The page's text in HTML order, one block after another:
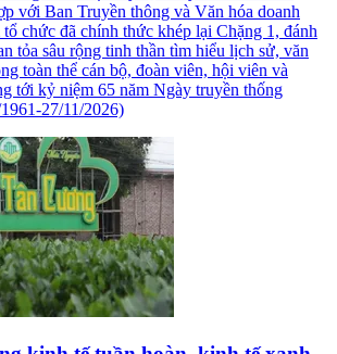
với Ban Truyền thông và Văn hóa doanh
chức đã chính thức khép lại Chặng 1, đánh
tỏa sâu rộng tinh thần tìm hiểu lịch sử, văn
toàn thể cán bộ, đoàn viên, hội viên và
tới kỷ niệm 65 năm Ngày truyền thống
27/11/2026)